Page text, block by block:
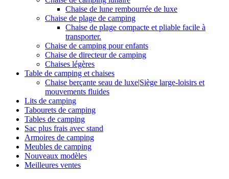
Chaise de lune rembourrée de luxe
Chaise de plage de camping
Chaise de plage compacte et pliable facile à
transporter.
Chaise de camping pour enfants
Chaise de directeur de camping
Chaises légères
Table de camping et chaises
Chaise berçante seau de luxe|Siège large-loisirs et
mouvements fluides
Lits de camping
Tabourets de camping
Tables de camping
Sac plus frais avec stand
Armoires de camping
Meubles de camping
Nouveaux modèles
Meilleures ventes